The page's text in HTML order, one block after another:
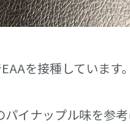
を接種しています。
イナップル味を参